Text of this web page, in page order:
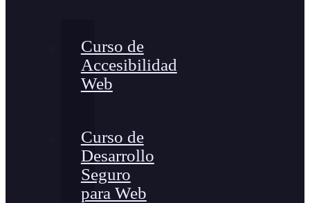
Curso de
Accesibilidad
Web
Curso de
Desarrollo
Seguro
para Web